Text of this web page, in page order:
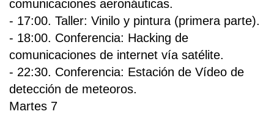
comunicaciones aeronáuticas.
- 17:00. Taller: Vinilo y pintura (primera parte).
- 18:00. Conferencia: Hacking de
comunicaciones de internet vía satélite.
- 22:30. Conferencia: Estación de Vídeo de
detección de meteoros.
Martes 7